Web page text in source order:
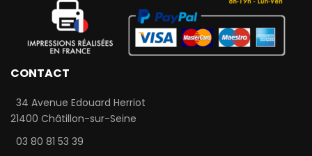
CONTACT
34 Avenue Edouard Herriot
21400 Châtillon-sur-Seine
03 80 81 53 39